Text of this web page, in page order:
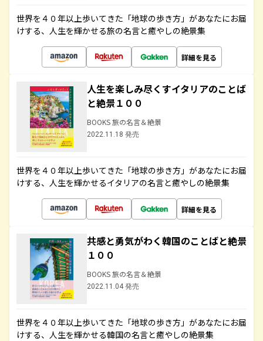
世界を４０年以上歩いてきた「地球の歩き方」があなたにお届
けする、人生を輝かせる旅の名言と癒やしの絶景集
詳細を見る
人生を楽しみ尽くすイタリアのことば
と絶景１００
BOOKS 旅の名言＆絶景
2022.11.18 発売
世界を４０年以上歩いてきた「地球の歩き方」があなたにお届
けする、人生を輝かせるイタリアの名言と癒やしの絶景集
詳細を見る
共感と勇気がわく韓国のことばと絶景
１００
BOOKS 旅の名言＆絶景
2022.11.04 発売
世界を４０年以上歩いてきた「地球の歩き方」があなたにお届
けする、人生を輝かせる韓国の名言と癒やしの絶景集